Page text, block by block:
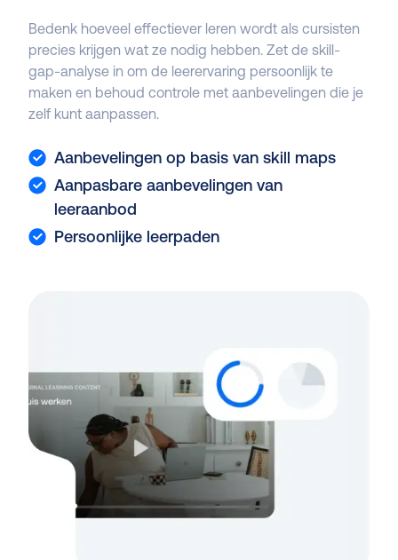
Bedenk hoeveel effectiever leren wordt als cursisten
precies krijgen wat ze nodig hebben. Zet de skill-
gap-analyse in om de leerervaring persoonlijk te
maken en behoud controle met aanbevelingen die je
zelf kunt aanpassen.
Aanbevelingen op basis van skill maps
Aanpasbare aanbevelingen van
leeraanbod
Persoonlijke leerpaden